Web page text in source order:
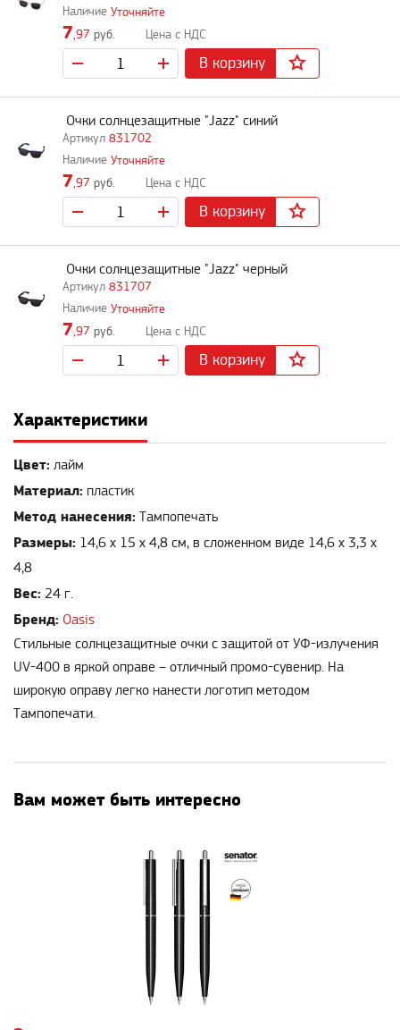
Уточняйте
7,97 руб.
В корзину
831702
Очки солнцезащитные "Jazz" синий
Уточняйте
7,97 руб.
В корзину
831707
Очки солнцезащитные "Jazz" черный
Уточняйте
7,97 руб.
В корзину
Характеристики
Цвет: лайм
Материал: пластик
Метод нанесения: Тампопечать
Размеры:
4,8
Вес: 24 г.
Бренд: Oasis
Стильные солнцезащитные очки с защитой от УФ-излучения
UV-400 в яркой оправе – отличный промо-сувенир. На
широкую оправу легко нанести логотип методом
Тампопечати.
Вам может быть интересно